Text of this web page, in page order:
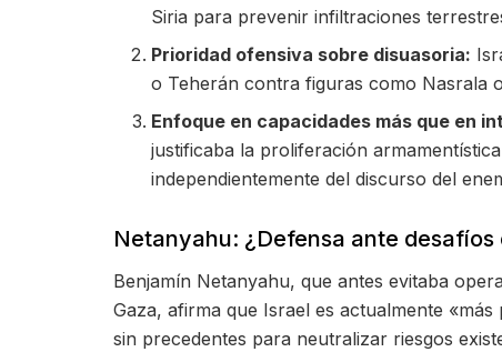
Siria para prevenir infiltraciones
Prioridad ofensiva sobre disuasoria:
o Teherán contra figuras como Nasrala
Enfoque en capacidades más que en
justificaba la proliferación
independientemente del discurso del
Netanyahu: ¿Defensa ante desafíos
Benjamín Netanyahu, que antes evitaba
Gaza, afirma que Israel es actualmente
sin precedentes para neutralizar riesgos